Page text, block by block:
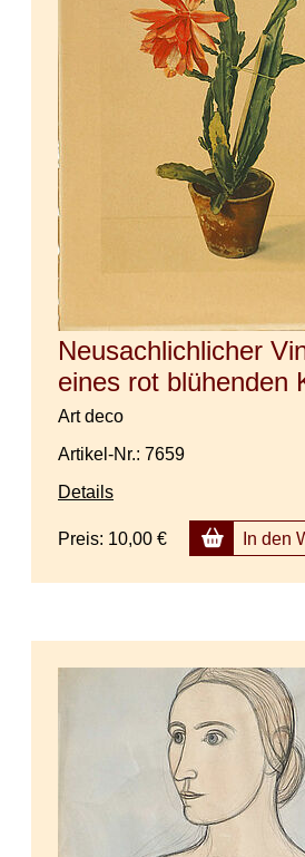
Neusachlichlicher
eines rot blühenden
Art deco
Artikel-Nr.: 7659
Details
Preis: 10,00 € In den